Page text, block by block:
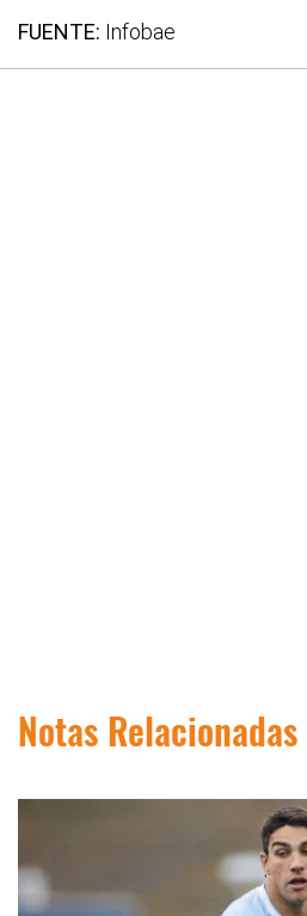
FUENTE: Infobae
Notas Relacionadas